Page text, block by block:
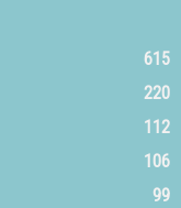
615
220
112
106
99